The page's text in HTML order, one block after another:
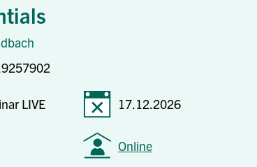
LIVE 17.12.2026
Online